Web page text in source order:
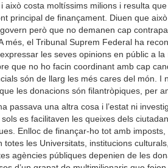
això costa moltíssims milions i resulta
principal de finançament. Diuen que
però que no demanen cap
més, el Tribunal Suprem Federal ha
les seves opinions en públic a la
que no ho facin coordinant amb cap
són de llarg les més cares del món. I
les donacions són filantròpiques, per
passava una altra cosa i l’estat ni
es facilitaven les queixes dels
Enlloc de finançar-ho tot amb
totes les Universitats, institucions
agències públiques depenien de les